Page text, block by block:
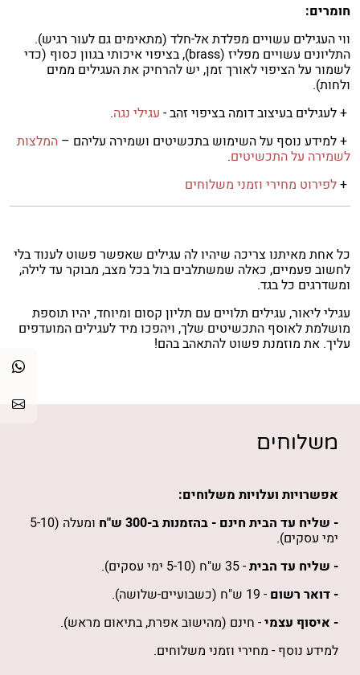
חומרים:
ווי העגילים עשויים מפלדת אל-חלד (מתאימים גם לעור רגיש).
התליונים עשויים מפליז (brass), בציפוי איכותי בגוון כסוף (כדי
לשמור על הציפוי לאורך זמן, יש להרחיק את העגילים ממים
ולחות).
+ לעגילים בעיצוב דומה בציפוי זהב - עגילי נגה.
+ למידע נוסף על השימוש בתכשיטים ושמירה עליהם – המלצות
לשמירה על התכשיטים.
+לפירוט מחירי וזמני משלוחים
כל אחת מאיתנו צריכה שיהיו לה עגילים שאפשר פשוט לענוד בלי
לחשוב פעמיים, כאלה שמשתלבים בול בכל מצב, מבוקר עד לילה,
ומשדרגים כל בגד.
עגילי ליאור, עגילים תלויים עם תליון קסום ומיוחד, יהיו תוספת
מושלמת לאוסף התכשיטים שלך, ויהפכו מיד לעגילים המועדפים
עליך. את מוזמנת פשוט להתאהב בהם!
משלוחים
אפשרויות ועלויות משלוחים:
- שליח עד הבית חינם - בהזמנותב-300 ש"ח ומעלה (5-10
ימי עסקים).
- שליח עד הבית- 35 ש"ח (5-10 ימי עסקים).
- דואר רשום- 19 ש"ח (כשבועיים-שלושה).
- איסוף עצמי- חינם (מהישוב אפרת, בתיאום מראש).
למידע נוסף - מחירי וזמני משלוחים.